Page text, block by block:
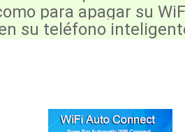
para apagar su
su teléfono